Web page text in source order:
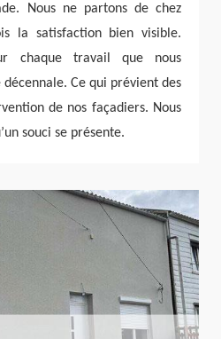
Nous ne partons de chez
la satisfaction bien visible.
chaque travail que nous
Ce qui prévient des
de nos façadiers. Nous
souci se présente.